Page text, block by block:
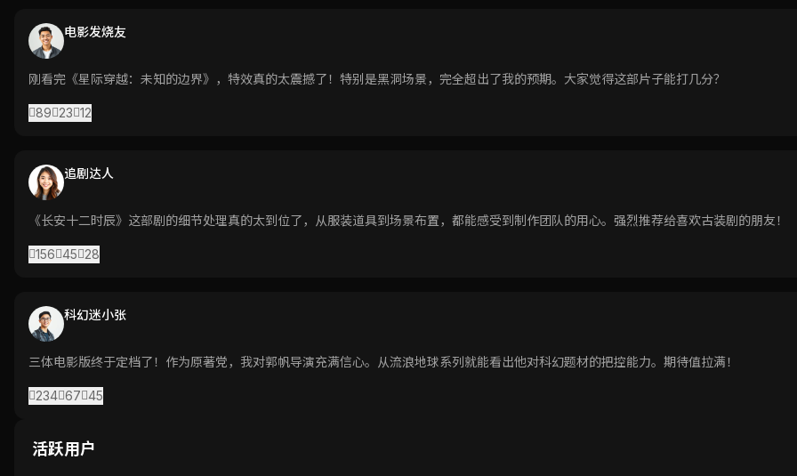
电影发烧友
刚看完《星际穿越：未知的边界》，特效真的太震撼了！特别是黑洞场景，完全超出了我的预期。大家觉得这部片子能打几分？
89 23 12
追剧达人
《长安十二时辰》这部剧的细节处理真的太到位了，从服装道具到场景布置，都能感受到制作团队的用心。强烈推荐给喜欢古装剧的朋友！
156 45 28
科幻迷小张
三体电影版终于定档了！作为原著党，我对郭帆导演充满信心。从流浪地球系列就能看出他对科幻题材的把控能力。期待值拉满！
234 67 45
活跃用户